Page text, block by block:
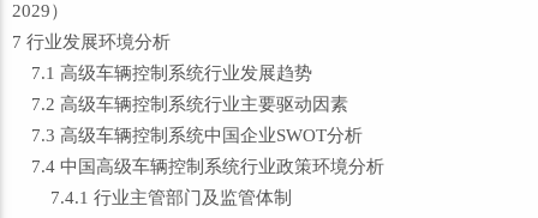
2029）
7 行业发展环境分析
7.1 高级车辆控制系统行业发展趋势
7.2 高级车辆控制系统行业主要驱动因素
7.3 高级车辆控制系统中国企业SWOT分析
7.4 中国高级车辆控制系统行业政策环境分析
7.4.1 行业主管部门及监管体制